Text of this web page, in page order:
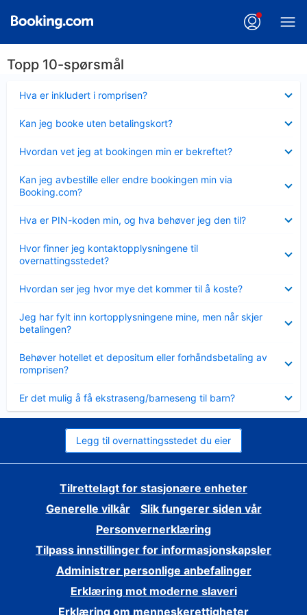
Topp 10-spørsmål
Hva er inkludert i romprisen?
mindre
Kan jeg booke uten betalingskort?
mindre
Hvordan vet jeg at bookingen min er bekreftet?
mindre
Kan jeg avbestille eller endre bookingen min via
Booking.com?
mindre
Hva er PIN-koden min, og hva behøver jeg den til?
mindre
Hvor finner jeg kontaktopplysningene til
overnattingsstedet?
mindre
Hvordan ser jeg hvor mye det kommer til å koste?
mindre
Jeg har fylt inn kortopplysningene mine, men når skjer
betalingen?
mindre
Behøver hotellet et depositum eller forhåndsbetaling av
romprisen?
mindre
Er det mulig å få ekstraseng/barneseng til barn?
mindre
Legg til overnattingsstedet du eier
Tilrettelagt for stasjonære enheter
Generelle vilkår
Slik fungerer siden vår
Personvernerklæring
Tilpass innstillinger for informasjonskapsler
Administrer personlige anbefalinger
Erklæring mot moderne slaveri
Erklæring om menneskerettigheter